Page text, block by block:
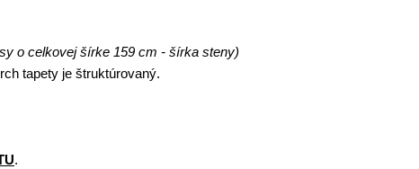
o celkovej šírke 159 cm - šírka steny)
tapety je štruktúrovaný.
.